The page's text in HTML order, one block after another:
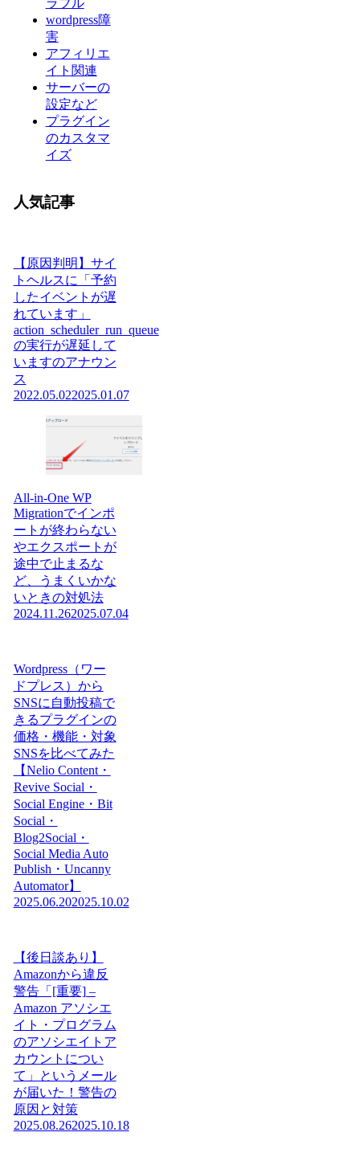
wordpress障
害
アフィリエ
イト関連
サーバーの
設定など
プラグイン
のカスタマ
イズ
人気記事
【原因判明】サイ
トヘルスに「予約
したイベントが遅
れています」
action_scheduler_run_queue
の実行が遅延して
いますのアナウン
ス
2022.05.022025.01.07
All-in-One WP
Migrationでインポ
ートが終わらない
やエクスポートが
途中で止まるな
ど、うまくいかな
いときの対処法
2024.11.262025.07.04
Wordpress（ワー
ドプレス）から
SNSに自動投稿で
きるプラグインの
価格・機能・対象
SNSを比べてみた
【Nelio Content・
Revive Social・
Social Engine・Bit
Social・
Blog2Social・
Social Media Auto
Publish・Uncanny
Automator】
2025.06.202025.10.02
【後日談あり】
Amazonから違反
警告「[重要] –
Amazon アソシエ
イト・プログラム
のアソシエイトア
カウントについ
て」というメール
が届いた！警告の
原因と対策
2025.08.262025.10.18